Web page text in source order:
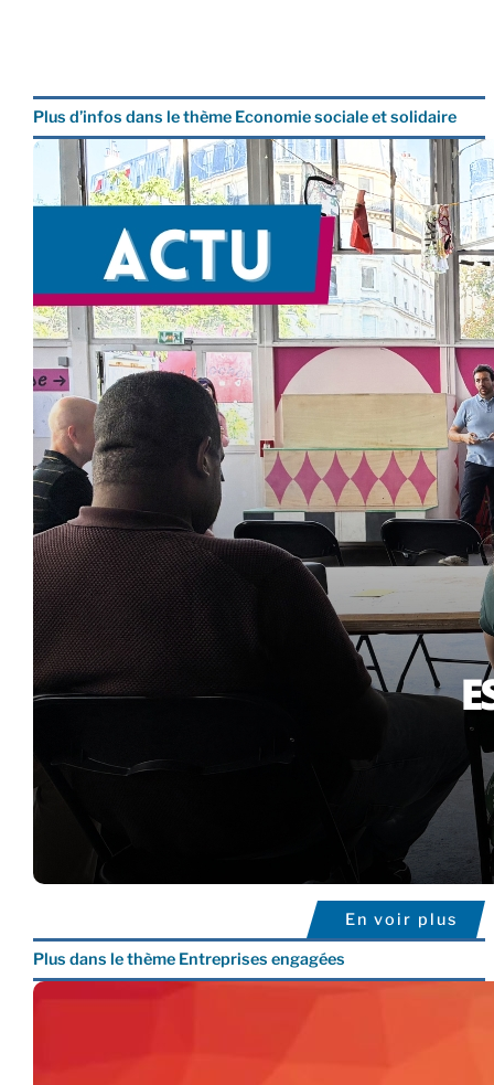
Plus d’infos dans le thème Economie sociale et solidaire
En voir plus
Plus dans le thème Entreprises engagées